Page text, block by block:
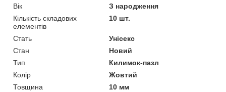
Вік
З народження
Кількість складових
елементів
10 шт.
Стать
Унісекс
Стан
Новий
Тип
Килимок-пазл
Колір
Жовтий
Товщина
10 мм